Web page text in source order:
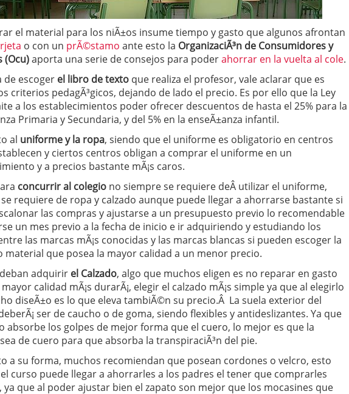
el material para los niÃ±os insume tiempo y gasto que algunos afrontan
o con un prÃ©stamo ante esto la OrganizaciÃ³n de Consumidores y
(Ocu)aporta una serie de consejos para poderahorrar en la vuelta al cole.
de escoger el libro de texto que realiza el profesor, vale aclarar que es
criterios pedagÃ³gicos, dejando de lado el precio. Es por ello que la Ley
a los establecimientos poder ofrecer descuentos de hasta el 25% para la
Primaria y Secundaria, y del 5% en la enseÃ±anza infantil.
al uniforme y la ropa, siendo que el uniforme es obligatorio en centros
y ciertos centros obligan a comprar el uniforme en un
y a precios bastante mÃ¡s caros.
concurrir al colegio no siempre se requiere deÂ utilizar el uniforme,
requiere de ropa y calzado aunque puede llegar a ahorrarse bastante si
las compras y ajustarse a un presupuesto previo lo recomendable
un mes previo a la fecha de inicio e ir adquiriendo y estudiando los
las marcas mÃ¡s conocidas y las marcas blancas si pueden escoger la
material que posea la mayor calidad a un menor precio.
adquirir el Calzado, algo que muchos eligen es no reparar en gasto
calidad mÃ¡s durarÃ¡, elegir el calzado mÃ¡s simple ya que al elegirlo
diseÃ±o es lo que eleva tambiÃ©n su precio.Â La suela exterior del
ser de caucho o de goma, siendo flexibles y antideslizantes. Ya que
absorbe los golpes de mejor forma que el cuero, lo mejor es que la
de cuero para que absorba la transpiraciÃ³n del pie.
a su forma, muchos recomiendan que posean cordones o velcro, esto
curso puede llegar a ahorrarles a los padres el tener que comprarles
ya que al poder ajustar bien el zapato son mejor que los mocasines que